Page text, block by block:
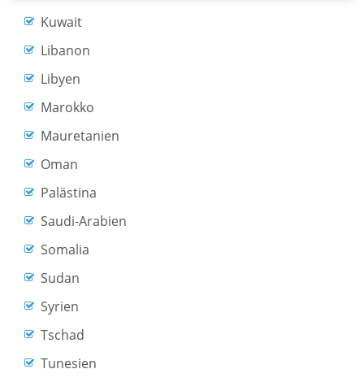
Kuwait
Libanon
Libyen
Marokko
Mauretanien
Oman
Palästina
Saudi-Arabien
Somalia
Sudan
Syrien
Tschad
Tunesien